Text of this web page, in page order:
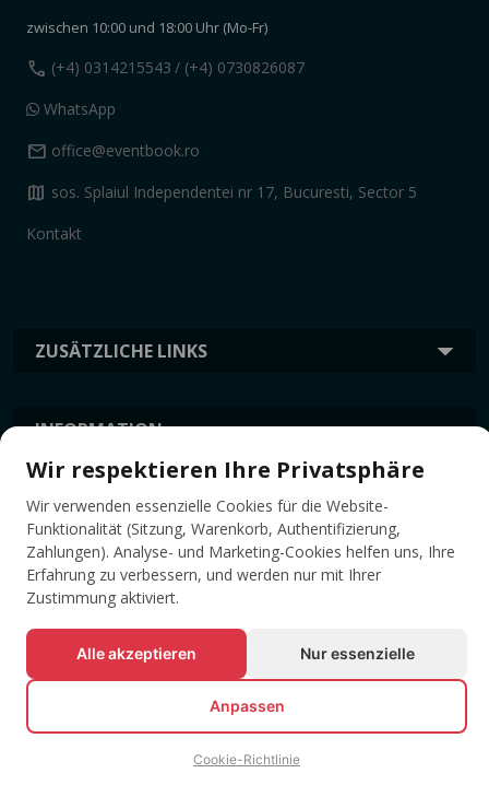
ZUSÄTZLICHE LINKS
INFORMATION
zwischen 10:00 und 18:00 Uhr (Mo-Fr)
call (+4) 0314215543 / (+4) 0730826087
WhatsApp
mail office@eventbook.ro
map sos. Splaiul Independentei nr 17, Bucuresti, Sector 5
Kontakt
TAGS
© Alle Rechte vorbehalten EVENTBOOK SRL.
Wir respektieren Ihre Privatsphäre
Wir verwenden essenzielle Cookies für die Website-
Funktionalität (Sitzung, Warenkorb, Authentifizierung,
Zahlungen). Analyse- und Marketing-Cookies helfen uns, Ihre
Erfahrung zu verbessern, und werden nur mit Ihrer
Zustimmung aktiviert.
Alle akzeptieren Nur essenzielle
Anpassen
Cookie-Richtlinie